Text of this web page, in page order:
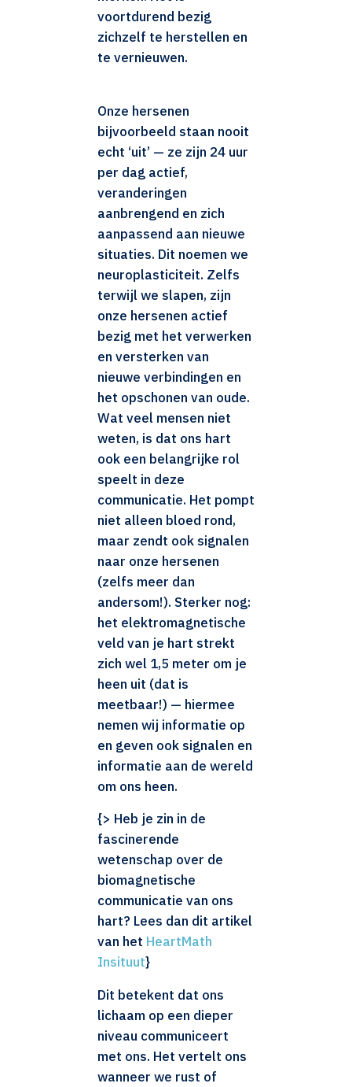
voortdurend bezig
zichzelf te herstellen en
te vernieuwen.
Onze hersenen
bijvoorbeeld staan nooit
echt ‘uit’ — ze zijn 24 uur
per dag actief,
veranderingen
aanbrengend en zich
aanpassend aan nieuwe
situaties. Dit noemen we
neuroplasticiteit. Zelfs
terwijl we slapen, zijn
onze hersenen actief
bezig met het verwerken
en versterken van
nieuwe verbindingen en
het opschonen van oude.
Wat veel mensen niet
weten, is dat ons hart
ook een belangrijke rol
speelt in deze
communicatie. Het pompt
niet alleen bloed rond,
maar zendt ook signalen
naar onze hersenen
(zelfs meer dan
andersom!). Sterker nog:
het elektromagnetische
veld van je hart strekt
zich wel 1,5 meter om je
heen uit (dat is
meetbaar!) — hiermee
nemen wij informatie op
en geven ook signalen en
informatie aan de wereld
om ons heen.
{> Heb je zin in de
fascinerende
wetenschap over de
biomagnetische
communicatie van ons
hart? Lees dan dit artikel
van het HeartMath
Insituut}
Dit betekent dat ons
lichaam op een dieper
niveau communiceert
met ons. Het vertelt ons
wanneer we rust of